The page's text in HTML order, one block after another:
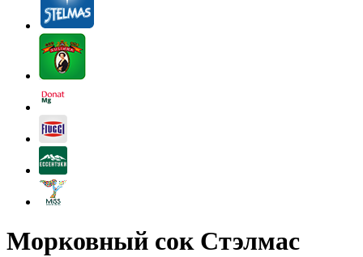
Морковный сок Стэлмас